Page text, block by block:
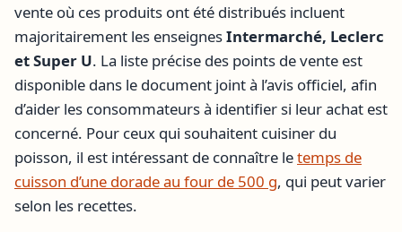
vente où ces produits ont été distribués incluent
majoritairement les enseignesIntermarché, Leclerc
et Super U. La liste précise des points de vente est
disponible dans le document joint à l’avis officiel, afin
d’aider les consommateurs à identifier si leur achat est
concerné. Pour ceux qui souhaitent cuisiner du
poisson, il est intéressant de connaître letemps de
cuisson d’une dorade au four de 500 g, qui peut varier
selon les recettes.